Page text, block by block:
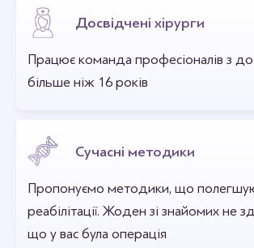
Досвідчені хірурги
Працює команда професіоналів з
більше ніж 16 років
Сучасні методики
Пропонуємо методики, що
реабілітації. Жоден зі знайомих не
що у вас була операція